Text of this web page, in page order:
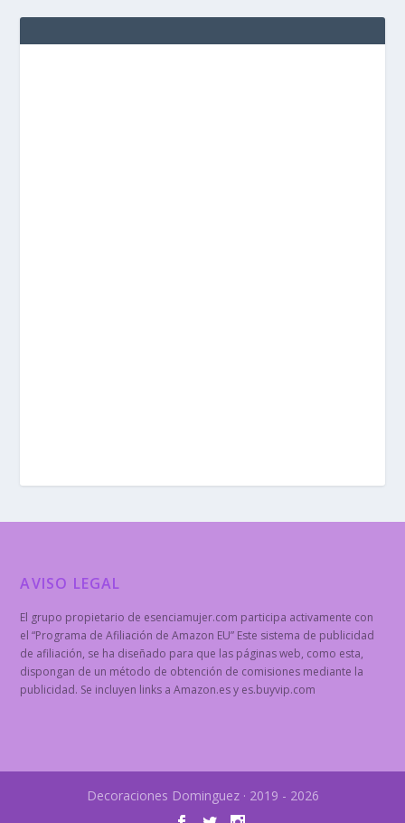
AVISO LEGAL
El grupo propietario de esenciamujer.com participa activamente con
el “Programa de Afiliación de Amazon EU” Este sistema de publicidad
de afiliación, se ha diseñado para que las páginas web, como esta,
dispongan de un método de obtención de comisiones mediante la
publicidad. Se incluyen links a Amazon.es y es.buyvip.com
Decoraciones Dominguez · 2019 - 2026